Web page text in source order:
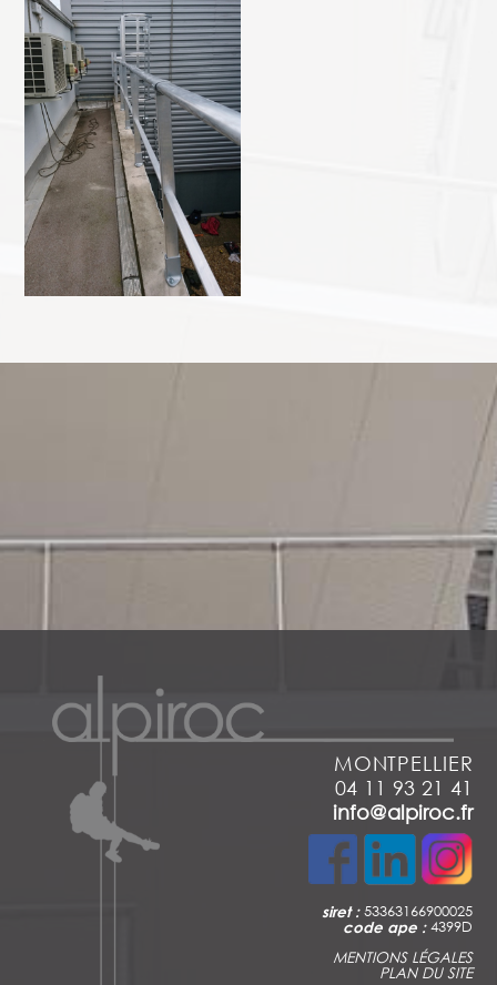
MONTPELLIER
04 11 93 21 41
info@alpiroc.fr
siret :53363166900025
code ape :4399D
MENTIONS LÉGALES
PLAN DU SITE